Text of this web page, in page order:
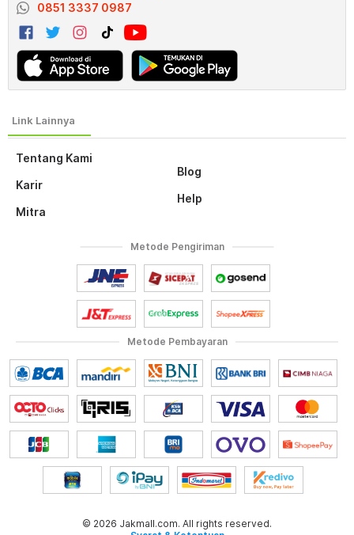
Tentang Kami
Karir
Mitra
Blog
Help
0851 3337 0987
Metode Pembayaran
Metode Pengiriman
© 2026 Jakmall.com. All rights reserved.